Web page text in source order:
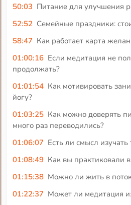
50:03 Питание для улучшения
52:52 Семейные праздники:
58:47 Как работает карта
01:00:16 Если медитация не
продолжать?
01:01:54 Как мотивировать
йогу?
01:03:25 Как можно доверять
много раз переводились?
01:06:07 Есть ли смысл изучать
01:08:49 Как вы практиковали
01:15:38 Можно ли жить в
01:22:37 Может ли медитация